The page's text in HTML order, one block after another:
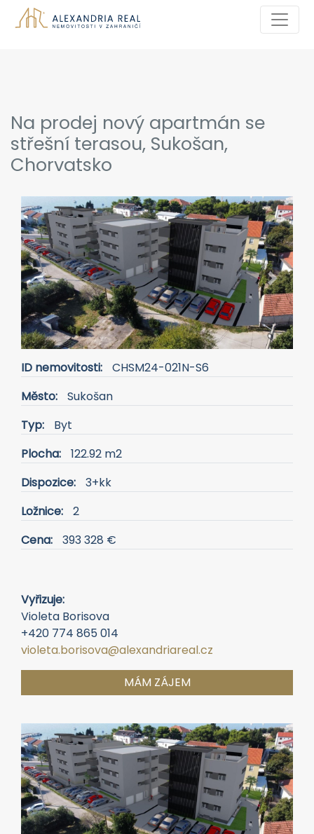
Na prodej nový apartmán se
střešní terasou, Sukošan,
Chorvatsko
Previous Next
ID nemovitosti: CHSM24-021N-S6
Město: Sukošan
Typ: Byt
Plocha: 122.92 m2
Dispozice: 3+kk
Ložnice: 2
Cena: 393 328 €
+420 774 865 014
violeta.borisova@alexandriareal.cz
MÁM ZÁJEM